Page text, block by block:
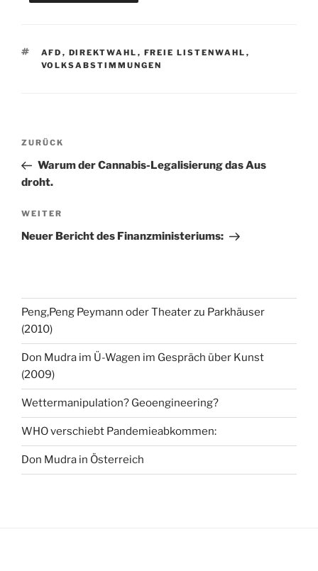
SCHLAGWÖRTER
AFD , DIREKTWAHL , FREIE LISTENWAHL ,
VOLKSABSTIMMUNGEN
Beitragsnavigation
Vorheriger
Beitrag
ZURÜCK
Warum der Cannabis-Legalisierung das Aus
droht.
Nächster
Beitrag
WEITER
Neuer Bericht des Finanzministeriums:
Peng,Peng Peymann oder Theater zu Parkhäuser
(2010)
Don Mudra im Ü-Wagen im Gespräch über Kunst
(2009)
Wettermanipulation? Geoengineering?
WHO verschiebt Pandemieabkommen:
Don Mudra in Österreich